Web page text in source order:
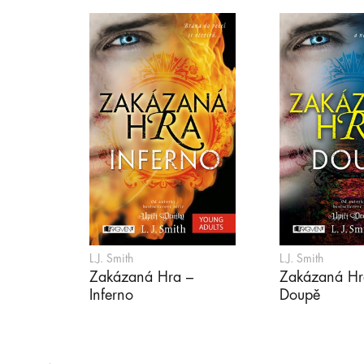
L.J. Smith
Zakázaná Hra –
Inferno
L.J. Smith
Zakázaná
Doupě